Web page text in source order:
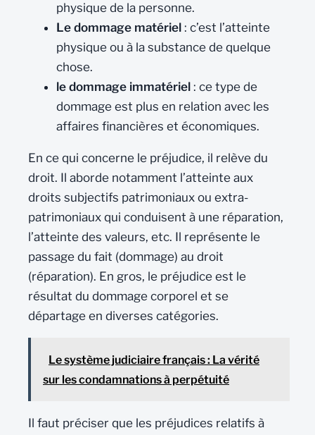
physique de la personne.
Le dommage matériel : c’est l’atteinte
physique ou à la substance de quelque
chose.
le dommage immatériel : ce type de
dommage est plus en relation avec les
affaires financières et économiques.
En ce qui concerne le préjudice, il relève du
droit. Il aborde notamment l’atteinte aux
droits subjectifs patrimoniaux ou extra-
patrimoniaux qui conduisent à une réparation,
l’atteinte des valeurs, etc. Il représente le
passage du fait (dommage) au droit
(réparation). En gros, le préjudice est le
résultat du dommage corporel et se
départage en diverses catégories.
Le système judiciaire français : La vérité
sur les condamnations à perpétuité
Il faut préciser que les préjudices relatifs à